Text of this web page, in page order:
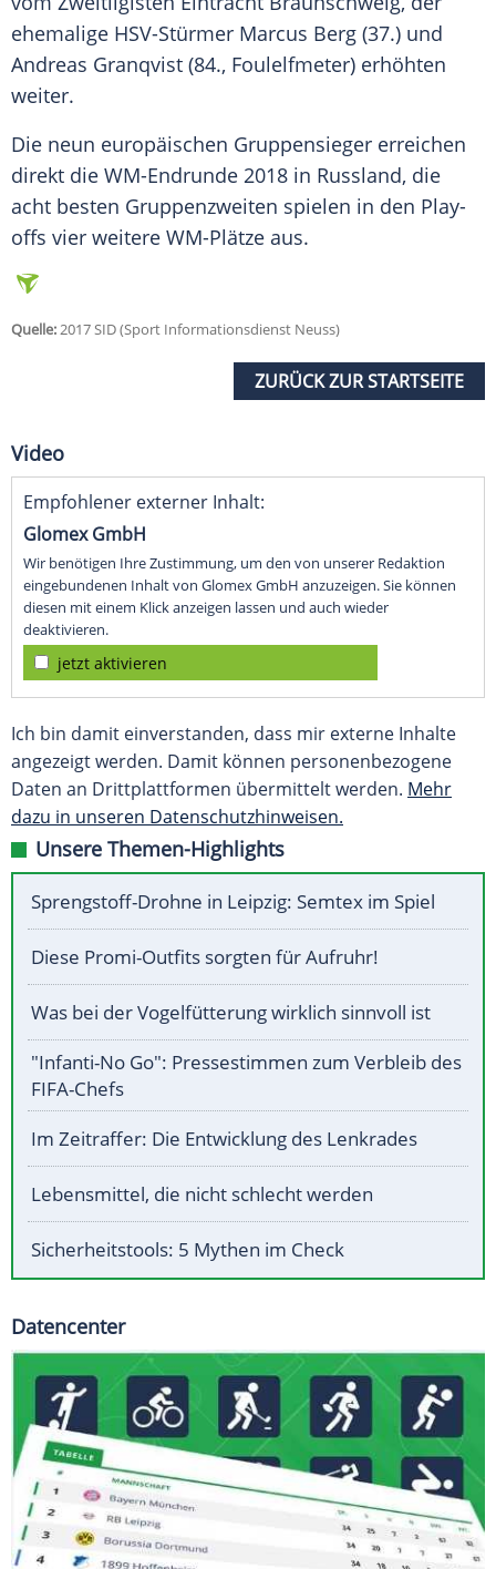
ehemalige HSV-Stürmer Marcus Berg (37.) und
Andreas Granqvist (84., Foulelfmeter) erhöhten
weiter.
Die neun europäischen Gruppensieger erreichen
direkt die WM-Endrunde 2018 in Russland, die
acht besten Gruppenzweiten spielen in den Play-
offs vier weitere WM-Plätze aus.
Quelle:2017 SID (Sport Informationsdienst Neuss)
ZURÜCK ZUR STARTSEITE
Video
Empfohlener externer Inhalt:
Glomex GmbH
Wir benötigen Ihre Zustimmung, um den von unserer Redaktion
eingebundenen Inhalt von Glomex GmbH anzuzeigen. Sie können
diesen mit einem Klick anzeigen lassen und auch wieder
deaktivieren.
jetzt aktivieren
Ich bin damit einverstanden, dass mir externe Inhalte
angezeigt werden. Damit können personenbezogene
Daten an Drittplattformen übermittelt werden. Mehr
dazu in unseren Datenschutzhinweisen.
Unsere Themen-Highlights
Sprengstoff-Drohne in Leipzig: Semtex im Spiel
Diese Promi-Outfits sorgten für Aufruhr!
Was bei der Vogelfütterung wirklich sinnvoll ist
"Infanti-No Go": Pressestimmen zum Verbleib des
FIFA-Chefs
Im Zeitraffer: Die Entwicklung des Lenkrades
Lebensmittel, die nicht schlecht werden
Sicherheitstools: 5 Mythen im Check
Datencenter